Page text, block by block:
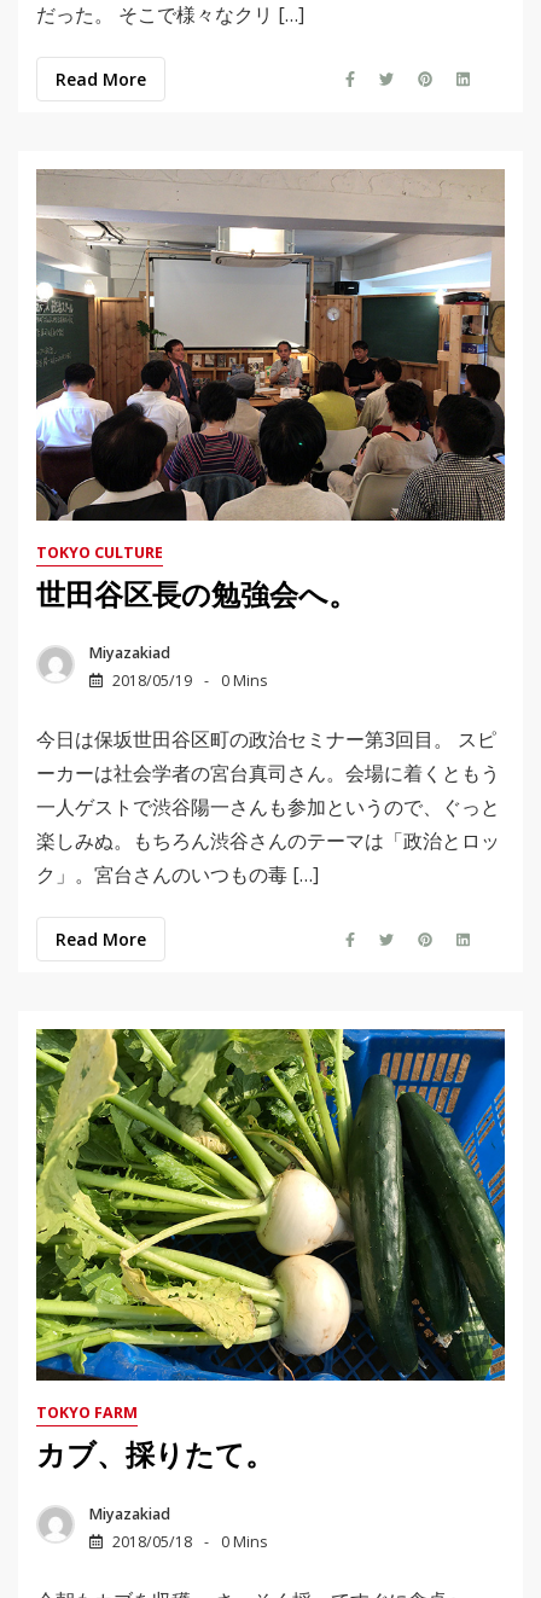
だった。 そこで様々なクリ […]
Read More
TOKYO CULTURE
世田谷区長の勉強会へ。
Miyazakiad
2018/05/19
0 Mins
今日は保坂世田谷区町の政治セミナー第3回目。 スピ
ーカーは社会学者の宮台真司さん。会場に着くともう
一人ゲストで渋谷陽一さんも参加というので、ぐっと
楽しみぬ。もちろん渋谷さんのテーマは「政治とロッ
ク」。宮台さんのいつもの毒 […]
Read More
TOKYO FARM
カブ、採りたて。
Miyazakiad
2018/05/18
0 Mins